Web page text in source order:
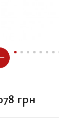
грн